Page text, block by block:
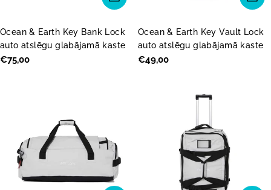
Ocean & Earth Key Bank Lock
auto atslēgu glabājamā kaste
Parastā
€75,00
Ocean & Earth Key Vault Lock
auto atslēgu glabājamā kaste
Parastā
€49,00